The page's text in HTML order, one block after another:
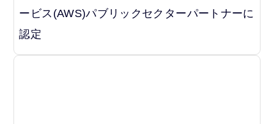
ービス(AWS)パブリックセクターパートナーに
認定